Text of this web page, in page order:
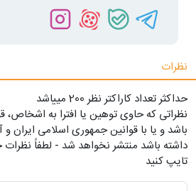
نظرات
حداکثر تعداد کاراکتر نظر 200 ميياشد
نظراتی که حاوی توهین یا افترا به اشخاص،
باشد و یا با قوانین جمهوری اسلامی ایران
داشته باشد منتشر نخواهد شد - لطفاً نظرات
تایپ کنید